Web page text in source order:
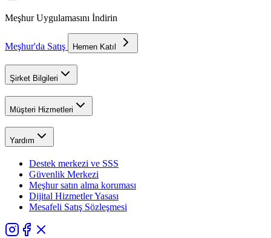
Meşhur Uygulamasını İndirin
Meşhur'da Satış Hemen Katıl
Şirket Bilgileri
Müşteri Hizmetleri
Yardım
Destek merkezi ve SSS
Güvenlik Merkezi
Meşhur satın alma koruması
Dijital Hizmetler Yasası
Mesafeli Satış Sözleşmesi